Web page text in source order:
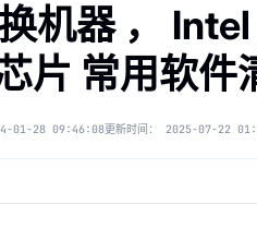
机器 ，
片 常用软件
01-28 09:46:08更新时间： 2025-07-22